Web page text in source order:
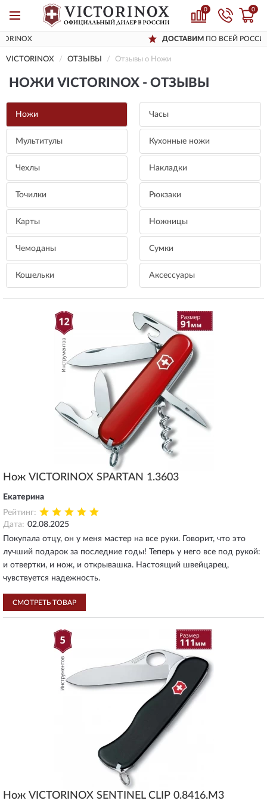
0 0
ПО ВСЕЙ РОССИИ
VICTORINOX ОТЗЫВЫ Отзывы о Ножи
НОЖИ VICTORINOX - ОТЗЫВЫ
Ножи Часы
Мультитулы Кухонные ножи
Чехлы Накладки
Точилки Рюкзаки
Карты Ножницы
Чемоданы Сумки
Кошельки Aксессуары
Нож VICTORINOX SPARTAN 1.3603
Екатерина
Рейтинг:
Дата: 02.08.2025
Покупала отцу, он у меня мастер на все руки. Говорит, что это
лучший подарок за последние годы! Теперь у него все под рукой:
и отвертки, и нож, и открывашка. Настоящий швейцарец,
чувствуется надежность.
СМОТРЕТЬ ТОВАР
Нож VICTORINOX SENTINEL CLIP 0.8416.M3